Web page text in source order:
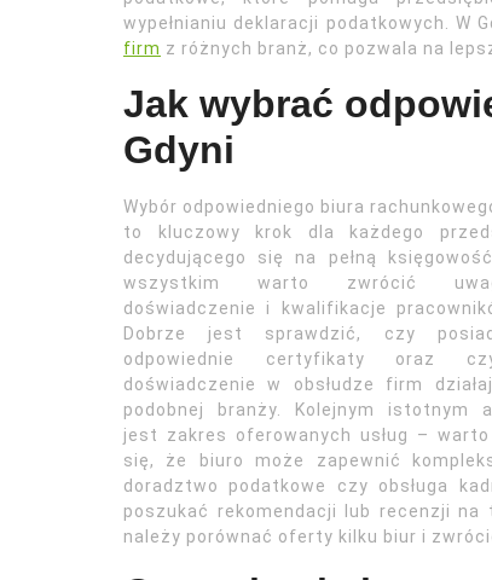
wypełnianiu deklaracji podatkowych. W
firm z różnych branż, co pozwala na
Jak wybrać
Gdyni
Wybór odpowiedniego biura
to kluczowy krok dla każdego
decydującego się na pełną
wszystkim warto zwrócić
doświadczenie i kwalifikacje
Dobrze jest sprawdzić, czy
odpowiednie certyfikaty oraz
doświadczenie w obsłudze firm
podobnej branży. Kolejnym istotnym
jest zakres oferowanych usług – warto
się, że biuro może zapewnić
doradztwo podatkowe czy obsługa
poszukać rekomendacji lub recenzji
należy porównać oferty kilku biur i